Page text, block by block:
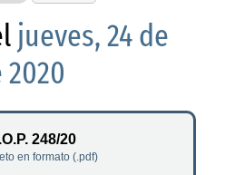
jueves, 24 de
248/20
en formato (.pdf)